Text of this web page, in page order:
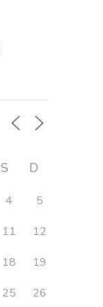
S D
4
5
11
12
18
19
25
26